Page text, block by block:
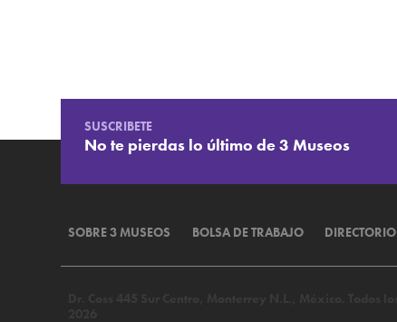
SUSCRIBETE
No te pierdas lo último de 3 Museos
SOBRE 3 MUSEOS BOLSA DE TRABAJO DIRECTORIO